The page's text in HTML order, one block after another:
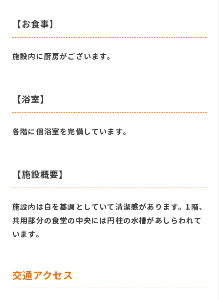
【お食事】
施設内に厨房がございます。
【浴室】
各階に個浴室を完備しています。
【施設概要】
施設内は白を基調としていて清潔感があります。1階、
共用部分の食堂の中央には円柱の水槽があしらわれて
います。
交通アクセス